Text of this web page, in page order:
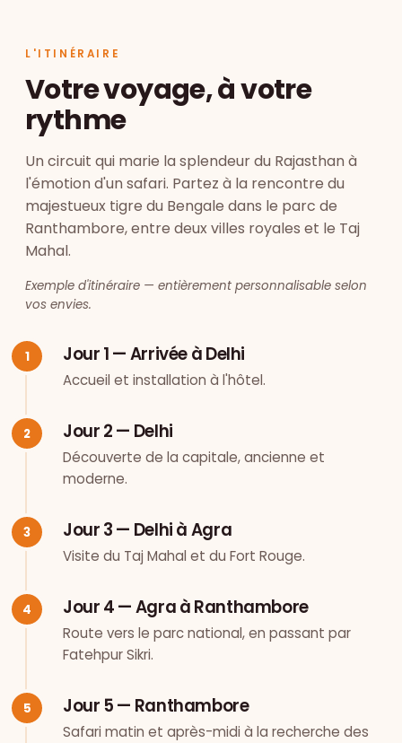
L'ITINÉRAIRE
Votre voyage, à votre
rythme
Un circuit qui marie la splendeur du Rajasthan à
l'émotion d'un safari. Partez à la rencontre du
majestueux tigre du Bengale dans le parc de
Ranthambore, entre deux villes royales et le Taj
Mahal.
Exemple d'itinéraire — entièrement personnalisable selon
vos envies.
Jour 1 — Arrivée à Delhi
Accueil et installation à l'hôtel.
Jour 2 — Delhi
Découverte de la capitale, ancienne et
moderne.
Jour 3 — Delhi à Agra
Visite du Taj Mahal et du Fort Rouge.
Jour 4 — Agra à Ranthambore
Route vers le parc national, en passant par
Fatehpur Sikri.
Jour 5 — Ranthambore
Safari matin et après-midi à la recherche des